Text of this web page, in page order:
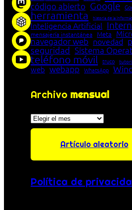
código abierto Google
herramienta historia de la
Inteligencia Artificial
mensajería instantánea Meta
navegador web novedad
seguridad Sistema
teléfono móvil truco
web webapp WhatsApp
Archivo mensual
Archivos
Artículo aleatorio
Política de privacida